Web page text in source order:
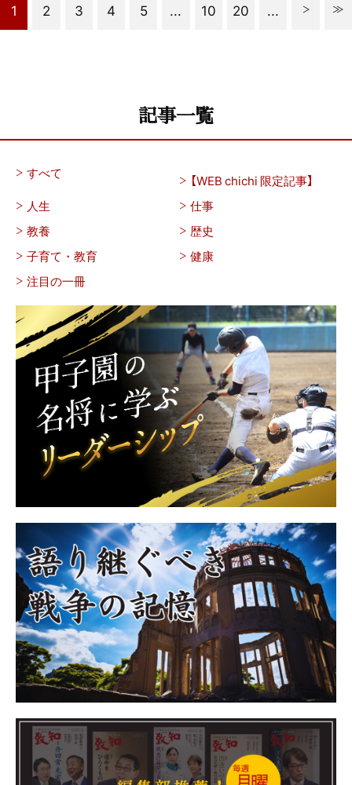
1 2 3 4 5 ... 10 20 ...
記事一覧
すべて
【WEB chichi 限定記事】
人生
仕事
教養
歴史
子育て・教育
健康
注目の一冊